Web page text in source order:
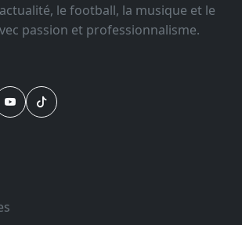
le football, la musique et le
passion et professionnalisme.